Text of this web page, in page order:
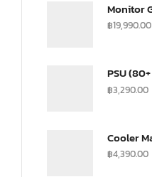
฿19,990.00
฿3,290.00
฿4,390.00